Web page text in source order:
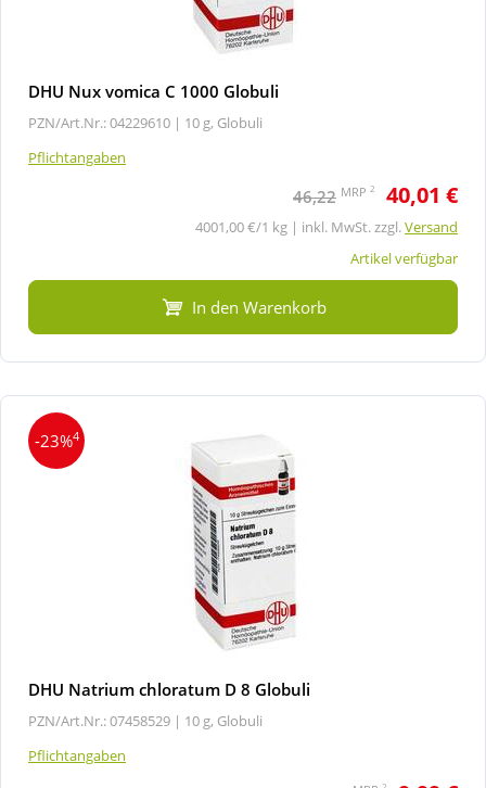
DHU Nux vomica C 1000 Globuli
PZN/Art.Nr.: 04229610 | 10 g, Globuli
Pflichtangaben
46,22 MRP 2 40,01 €
4001,00 €/1 kg | inkl. MwSt. zzgl.Versand
Artikel verfügbar
In den Warenkorb
-23%4
DHU Natrium chloratum D 8 Globuli
PZN/Art.Nr.: 07458529 | 10 g, Globuli
Pflichtangaben